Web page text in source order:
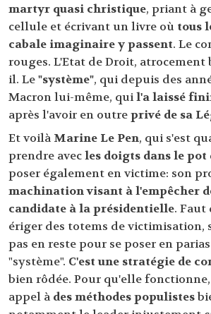
martyr quasi christique, priant à
cellule et écrivant un livre où tous
cabale imaginaire y passent. Le
rouges. L'Etat de Droit, atrocement
il. Le"système", qui depuis des
Macron lui-même, quil'a laissé
après l'avoir en outreprivé de sa
Et voilà Marine Le Pen, qui s'est
prendre avecles doigts dans le
poser également en victime: son
machination visant à l'empêcher
candidate à la présidentielle. Faut
ériger des totems de victimisation,
pas en reste pour se poser en
"système". C'est une stratégie de
bien rôdée. Pour qu'elle
appel à des méthodes populistes